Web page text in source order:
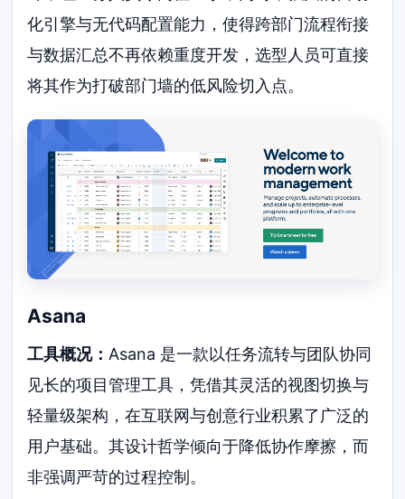
化引擎与无代码配置能力，使得跨部门流程衔接
与数据汇总不再依赖重度开发，选型人员可直接
将其作为打破部门墙的低风险切入点。
Asana
工具概况： Asana 是一款以任务流转与团队协同
见长的项目管理工具，凭借其灵活的视图切换与
轻量级架构，在互联网与创意行业积累了广泛的
用户基础。其设计哲学倾向于降低协作摩擦，而
非强调严苛的过程控制。